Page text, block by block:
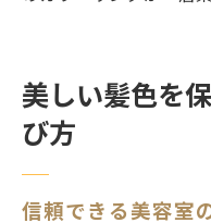
美しい髪色を
び方
信頼できる美容室